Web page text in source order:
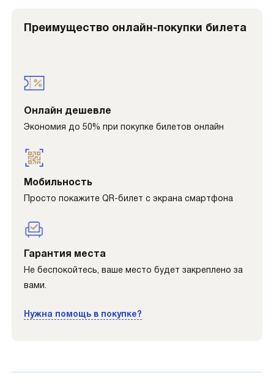
Преимущество онлайн-покупки билета
Онлайн дешевле
Экономия до 50% при покупке билетов онлайн
Мобильность
Просто покажите QR-билет с экрана смартфона
Гарантия места
Не беспокойтесь, ваше место будет закреплено за
вами.
Нужна помощь в покупке?